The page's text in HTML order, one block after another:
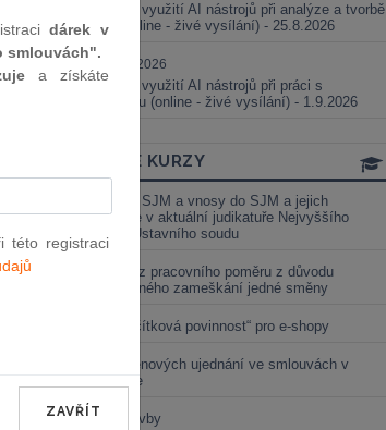
jak
a
Praktické využití AI nástrojů při analýze a tvorbě
smluv (online - živé vysílání) - 25.8.2026
01.09.2026
Praktické využití AI nástrojů při práci s
judikaturou (online - živé vysílání) - 1.9.2026
ONLINE KURZY
Vnosy ze SJM a vnosy do SJM a jejich
valorizace v aktuální judikatuře Nejvyššího
soudu a Ústavního soudu
Výpověď z pracovního poměru z důvodu
neomluveného zameškání jedné směny
Nová „tlačítková povinnost“ pro e-shopy
Změna cenových ujednání ve smlouvách v
energetice
Černé stavby
dárek v
smlouvách".
a získáte
této registraci
ZAVŘÍT